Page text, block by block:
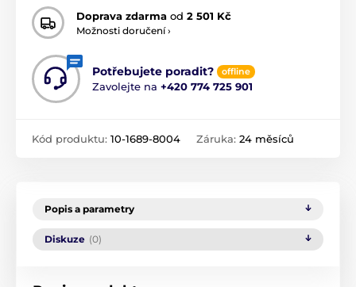
Doprava zdarma od 2 501 Kč
Možnosti doručení ›
Potřebujete poradit? offline
Zavolejte na +420 774 725 901
Kód produktu: 10-1689-8004 Záruka: 24 měsíců
Popis a parametry
Diskuze (0)